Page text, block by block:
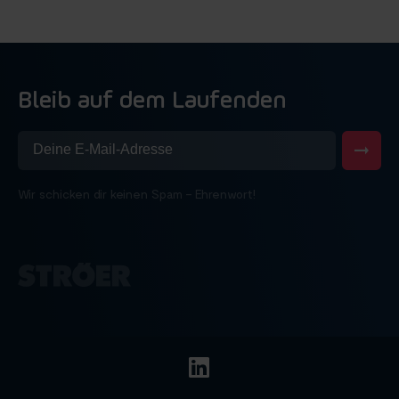
Bleib auf dem Laufenden
Wir schicken dir keinen Spam – Ehrenwort!